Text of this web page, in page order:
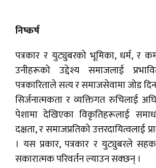
निष्कर्ष
पत्रकार र युट्युबरको भूमिका, धर्म, र
उनीहरूको उद्देश्य समाजलाई
पत्रकारिताले सत्य र समाजसेवामा जोड
सिर्जनात्मकता र व्यक्तिगत रुचिलाई
पेशामा देखिएका विकृतिहरूलाई
दक्षता, र समाजप्रतिको उत्तरदायित्वलाई
। यस प्रकार, पत्रकार र युट्युबरले
सकारात्मक परिवर्तन ल्याउन सक्छन् ।